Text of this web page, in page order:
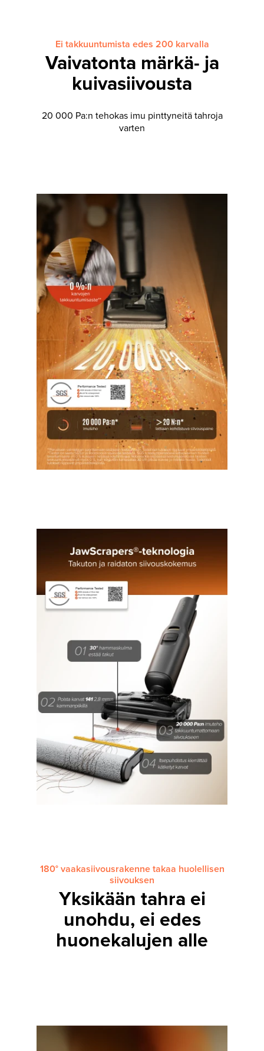
Ei takkuuntumista edes 200 karvalla
Vaivatonta märkä- ja
kuivasiivousta
20 000 Pa:n tehokas imu pinttyneitä tahroja
varten
180° vaakasiivousrakenne takaa huolellisen
siivouksen
Yksikään tahra ei
unohdu, ei edes
huonekalujen alle